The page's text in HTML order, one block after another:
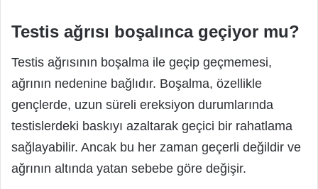
Testis ağrısı boşalınca geçiyor mu?
Testis ağrısının boşalma ile geçip geçmemesi,
ağrının nedenine bağlıdır. Boşalma, özellikle
gençlerde, uzun süreli ereksiyon durumlarında
testislerdeki baskıyı azaltarak geçici bir rahatlama
sağlayabilir. Ancak bu her zaman geçerli değildir ve
ağrının altında yatan sebebe göre değişir.